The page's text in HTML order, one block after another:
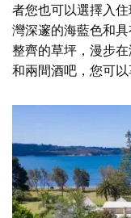
者您也可以選擇入
灣深邃的海藍色和
整齊的草坪，漫步
和兩間酒吧，您可以